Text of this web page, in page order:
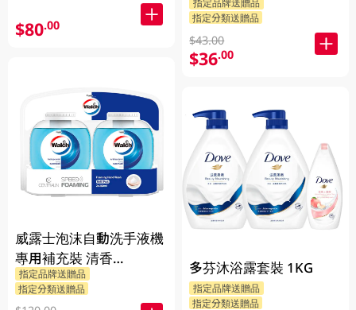
$80.00
威露士泡沫自動洗手液機
專用補充裝 清香
2X350ML
指定品牌送贈品
指定分類送贈品
指定分類送贈品
$43.00
$36.00
多芬沐浴露套裝 1KG
指定品牌送贈品
指定分類送贈品